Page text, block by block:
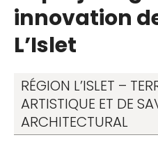
innovation
L’Islet
RÉGION L’ISLET –
ARTISTIQUE ET DE
ARCHITECTURAL